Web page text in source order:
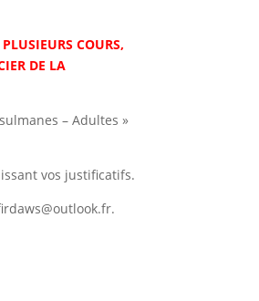
COURS,
DE LA
– Adultes »
vos justificatifs.